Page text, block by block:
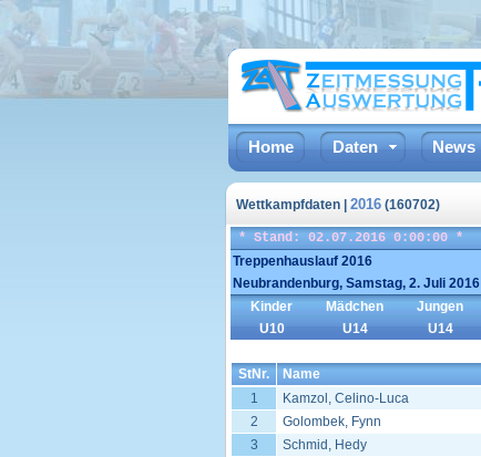
Home Daten News
Wettkampfdaten | 2016 (160702)
* Stand: 02.07.2016 0:00:00 *
Treppenhauslauf 2016
Neubrandenburg, Samstag, 2. Juli 2016
Kinder
U10
Mädchen
U14
Jungen
U14
StNr. Name
1
Kamzol, Celino-Luca
2
Golombek, Fynn
3
Schmid, Hedy